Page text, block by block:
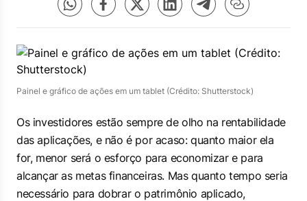
Painel e gráfico de ações em um tablet (Crédito: Shutterstock)
Os investidores estão sempre de olho na rentabilidade
das aplicações, e não é por acaso: quanto maior ela
for, menor será o esforço para economizar e para
alcançar as metas financeiras. Mas quanto tempo seria
necessário para dobrar o patrimônio aplicado,